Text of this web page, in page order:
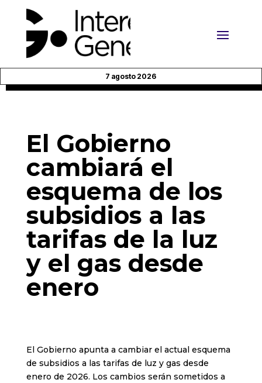
7 agosto 2026
El Gobierno
cambiará el
esquema de los
subsidios a las
tarifas de la luz
y el gas desde
enero
El Gobierno apunta a cambiar el actual esquema
de subsidios a las tarifas de luz y gas desde
enero de 2026. Los cambios serán sometidos a